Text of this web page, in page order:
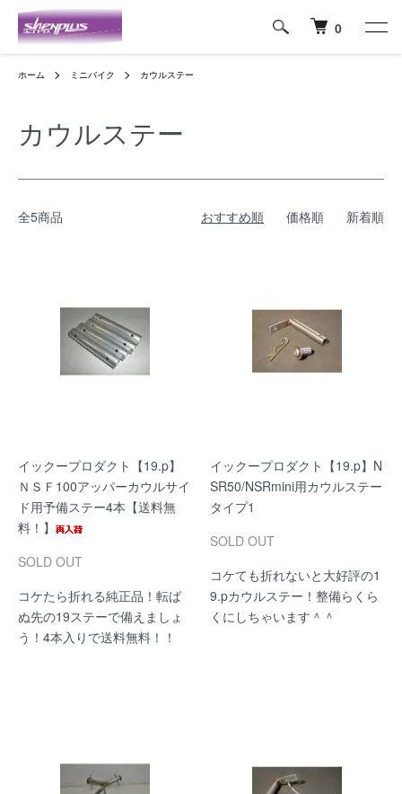
0
ホーム ミニバイク カウルステー
カウルステー
全5商品 おすすめ順 価格順 新着順
イックープロダクト【19.p】
ＮＳＦ100アッパーカウルサイ
ド用予備ステー4本【送料無
料！】
SOLD OUT
コケたら折れる純正品！転ば
ぬ先の19ステーで備えましょ
う！4本入りで送料無料！！
イックープロダクト【19.p】N
SR50/NSRmini用カウルステー
タイプ1
SOLD OUT
コケても折れないと大好評の1
9.pカウルステー！整備らくら
くにしちゃいます＾＾